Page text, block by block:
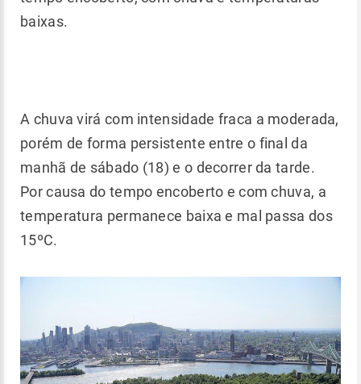
baixas.
A chuva virá com intensidade fraca a moderada,
porém de forma persistente entre o final da
manhã de sábado (18) e o decorrer da tarde.
Por causa do tempo encoberto e com chuva, a
temperatura permanece baixa e mal passa dos
15ºC.